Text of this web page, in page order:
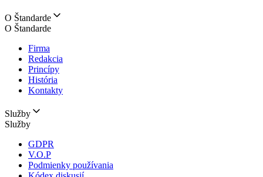
O Štandarde
O Štandarde
Firma
Redakcia
Princípy
História
Kontakty
Služby
Služby
GDPR
V.O.P
Podmienky používania